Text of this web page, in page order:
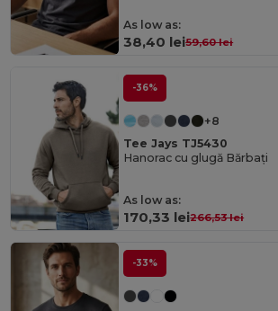
As low as:
38,40 lei59,60 lei
-36%
+8
Tee Jays TJ5430
Hanorac cu glugă Bărbați
As low as:
170,33 lei266,53 lei
-33%